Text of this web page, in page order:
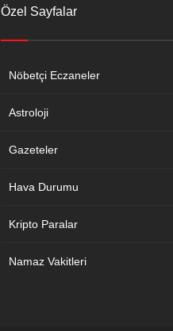
Özel Sayfalar
Nöbetçi Eczaneler
Astroloji
Gazeteler
Hava Durumu
Kripto Paralar
Namaz Vakitleri